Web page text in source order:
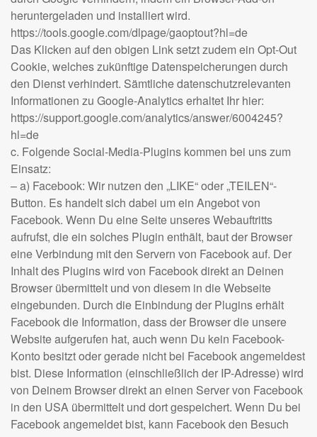
heruntergeladen und installiert wird.
https://tools.google.com/dlpage/gaoptout?hl=de
Das Klicken auf den obigen Link setzt zudem ein Opt-Out
Cookie, welches zukünftige Datenspeicherungen durch
den Dienst verhindert. Sämtliche datenschutzrelevanten
Informationen zu Google-Analytics erhaltet Ihr hier:
https://support.google.com/analytics/answer/6004245?
hl=de
c. Folgende Social-Media-Plugins kommen bei uns zum
Einsatz:
– a) Facebook: Wir nutzen den „LIKE“ oder „TEILEN“-
Button. Es handelt sich dabei um ein Angebot von
Facebook. Wenn Du eine Seite unseres Webauftritts
aufrufst, die ein solches Plugin enthält, baut der Browser
eine Verbindung mit den Servern von Facebook auf. Der
Inhalt des Plugins wird von Facebook direkt an Deinen
Browser übermittelt und von diesem in die Webseite
eingebunden. Durch die Einbindung der Plugins erhält
Facebook die Information, dass der Browser die unsere
Website aufgerufen hat, auch wenn Du kein Facebook-
Konto besitzt oder gerade nicht bei Facebook angemeldest
bist. Diese Information (einschließlich der IP-Adresse) wird
von Deinem Browser direkt an einen Server von Facebook
in den USA übermittelt und dort gespeichert. Wenn Du bei
Facebook angemeldet bist, kann Facebook den Besuch